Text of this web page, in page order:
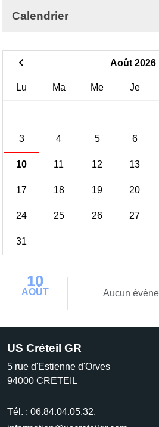
Calendrier
Août 2026
Lu Ma Me Je
3 4 5 6
10 11 12 13
17 18 19 20
24 25 26 27
31
10
AOÛT Aucun
US Créteil GR
5 rue d'Estienne d'Orves
94000 CRETEIL
Tél. : 06.84.04.05.32.